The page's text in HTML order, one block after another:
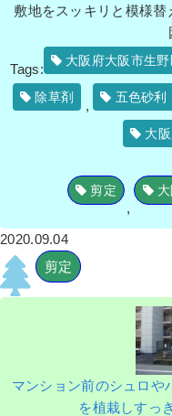
敷地をスッキリと模様
Tags:
大阪府大阪市生
除草剤
,
五色砂利
大
剪定
,
2020.09.04
剪定
マンション前のシュロや
を植栽しすっ